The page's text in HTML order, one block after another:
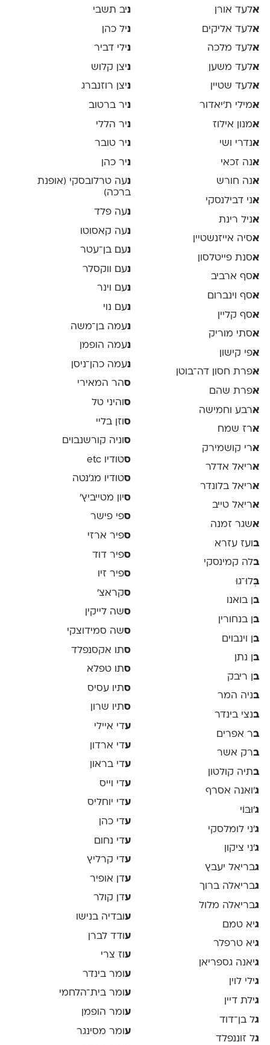
אלעד אורן
אלעד אליקים
אלעד מלכה
אלעד משען
אלעד שטיין
אמילי ת׳יאדור
אמנון אילוז
אנדרי ושי
אנה זכאי
אנה חורש
אני דבילנסקי
אניל רינת
אסיה אייזנשטיין
אסנת פייטלסון
אסף ארביב
אסף וינברום
אסף קליין
אסתי מוריק
אפי קישון
אפרת חסון דה־בוטן
אפרת שהם
ארבע וחמישה
ארז שמח
ארי קושמירק
אריאל אדלר
אריאל בלונדר
אריאל טייב
אשגר זמנה
בועז עזרא
בלה קמינסקי
בְּלוּ־גוּ
בן בואנו
בן בנחורין
בן וינבוים
בן נתן
בן ריבק
בניה המר
בנצי בינדר
בר אפרים
ברק אשר
בתיה קולטון
ג'ואנה אסרף
ג'וּבּוֹי
ג׳ני לומלסקי
ג׳ני ציקון
גבריאל יעבץ
גבריאלה ברוך
גבריאלה מלול
גיא טמם
גיא טרפלר
גיאנה גספריאן
גילי לוין
גילת דיין
גל בן־דוד
גל זוננפלד
ניב תשבי
ניל כהן
נילי דביר
ניצן קלוש
ניצן רוזנברג
ניר ברטוב
ניר הללי
ניר טובר
ניר כהן
נעה טרלובסקי (אופנת
ברכה)
נעה פלד
נעה קאסוטו
נעם בן־עטר
נעם ווקסלר
נעם וינר
נעם נוי
נעמה בן־משה
נעמה הופמן
נעמה כהן־ניסן
סהר המאירי
ס והיני טל
סוזן בליי
ס וניה קורשנבוים
סטודיו etc
סטודיו מג'נטה
סיון מטייביץ׳
ספי פישר
ספיר ארזי
ספיר דוד
ספיר זיו
סקראצ׳
סשה לייקין
סשה סמידוצקי
סתו אקסנפלד
סתו טפלא
סתיו עסיס
סתיו שרון
עדי איילי
עדי ארדון
עדי בראון
עדי וייס
עדי יוחליס
עדי כהן
עדי נחום
עדי קרליץ
עדן אופיר
עדן קולר
ע ובדיה בנישו
עודד לברן
ע וז צרי
ע ומר בינדר
עומר בית־הלחמי
ע ומר הופמן
עומר מסינגר